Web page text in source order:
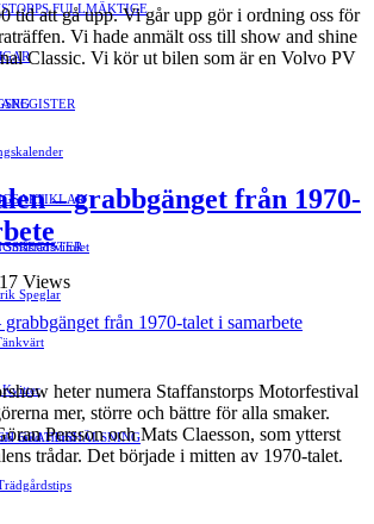
FULLMÄKTIGE
Speglar
Kvitter
med Hund
GRATTISHÄLSNING
tid att gå upp. Vi går upp gör i ordning oss för
Vi hade anmält oss till show and shine
Classic. Vi kör ut bilen som är en Volvo PV
– grabbgänget från 1970-
Views
heter numera Staffanstorps Motorfestival
mer, större och bättre för alla smaker.
Persson och Mats Claesson, som ytterst
trådar. Det började i mitten av 1970-talet.